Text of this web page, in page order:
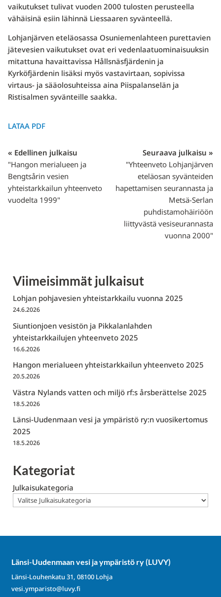
vaikutukset tulivat vuoden 2000 tulosten perusteella
vähäisinä esiin lähinnä Liessaaren syvänteellä.
Lohjanjärven eteläosassa Osuniemenlahteen purettavien
jätevesien vaikutukset ovat eri vedenlaatuominaisuuksin
mitattuna havaittavissa Hållsnäsfjärdenin ja
Kyrköfjärdenin lisäksi myös vastavirtaan, sopivissa
virtaus- ja sääolosuhteissa aina Piispalanselän ja
Ristisalmen syvänteille saakka.
LATAA PDF
« Edellinen julkaisu
"Hangon merialueen ja
Bengtsårin vesien
yhteistarkkailun yhteenveto
vuodelta 1999"
Seuraava julkaisu »
"Yhteenveto Lohjanjärven
eteläosan syvänteiden
hapettamisen seurannasta ja
Metsä-Serlan
puhdistamohäiriöön
liittyvästä vesiseurannasta
vuonna 2000"
Viimeisimmät julkaisut
Lohjan pohjavesien yhteistarkkailu vuonna 2025
24.6.2026
Siuntionjoen vesistön ja Pikkalanlahden
yhteistarkkailujen yhteenveto 2025
16.6.2026
Hangon merialueen yhteistarkkailun yhteenveto 2025
20.5.2026
Västra Nylands vatten och miljö rf:s årsberättelse 2025
18.5.2026
Länsi-Uudenmaan vesi ja ympäristö ry:n vuosikertomus
2025
18.5.2026
Kategoriat
Julkaisukategoria
Länsi-Uudenmaan vesi ja ympäristö ry (LUVY)
Länsi-Louhenkatu 31, 08100 Lohja
vesi.ymparisto@luvy.fi